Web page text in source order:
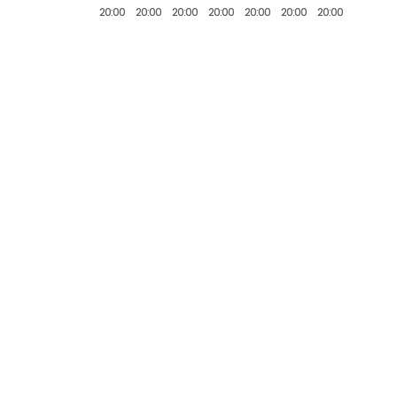
20:00
20:00
20:00
20:00
20:00
20:00
20:00